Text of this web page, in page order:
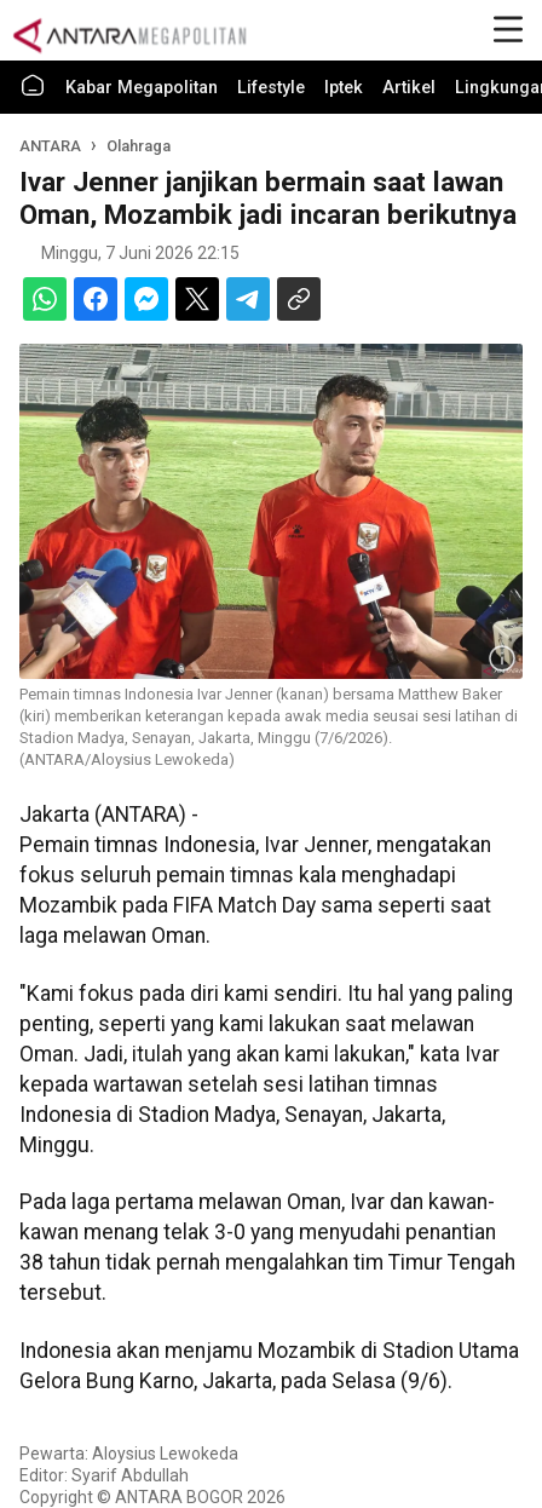
Kabar Megapolitan Lifestyle Iptek Artikel
ANTARA Olahraga
Ivar Jenner janjikan bermain saat lawan
Oman, Mozambik jadi incaran berikutnya
Minggu, 7 Juni 2026 22:15
Pemain timnas Indonesia Ivar Jenner (kanan) bersama Matthew Baker
(kiri) memberikan keterangan kepada awak media seusai sesi latihan di
Stadion Madya, Senayan, Jakarta, Minggu (7/6/2026).
(ANTARA/Aloysius Lewokeda)
Jakarta (ANTARA) -
Pemain timnas Indonesia, Ivar Jenner, mengatakan
fokus seluruh pemain timnas kala menghadapi
Mozambik pada FIFA Match Day sama seperti saat
laga melawan Oman.
"Kami fokus pada diri kami sendiri. Itu hal yang paling
penting, seperti yang kami lakukan saat melawan
Oman. Jadi, itulah yang akan kami lakukan," kata Ivar
kepada wartawan setelah sesi latihan timnas
Indonesia di Stadion Madya, Senayan, Jakarta,
Minggu.
Pada laga pertama melawan Oman, Ivar dan kawan-
kawan menang telak 3-0 yang menyudahi penantian
38 tahun tidak pernah mengalahkan tim Timur Tengah
tersebut.
Indonesia akan menjamu Mozambik di Stadion Utama
Gelora Bung Karno, Jakarta, pada Selasa (9/6).
Pewarta: Aloysius Lewokeda
Editor: Syarif Abdullah
Copyright © ANTARA BOGOR 2026